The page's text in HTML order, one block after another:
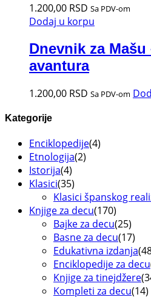
1.200,00 RSD Sa PDV-om
Dodaj u korpu
Dnevnik za
avantura
1.200,00 RSD Sa PDV-om
Kategorije
Enciklopedije(4)
Etnologija(2)
Istorija(4)
Klasici(35)
Klasici španskog
Knjige za decu(170)
Bajke za decu(25)
Basne za decu(17)
Edukativna izdanja
Enciklopedije za decu
Knjige za tinejdžere
Kompleti za decu(14)